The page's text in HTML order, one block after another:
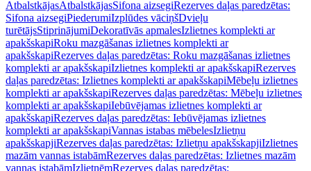
AtbalstkājasAtbalstkājasSifona aizsegiRezerves daļas paredzētas:
Sifona aizsegiPiederumiIzplūdes vāciņšDvieļu
turētājsStiprinājumiDekoratīvās apmalesIzlietnes komplekti ar
apakšskapiRoku mazgāšanas izlietnes komplekti ar
apakšskapiRezerves daļas paredzētas: Roku mazgāšanas izlietnes
komplekti ar apakšskapiIzlietnes komplekti ar apakšskapiRezerves
daļas paredzētas: Izlietnes komplekti ar apakšskapiMēbeļu izlietnes
komplekti ar apakšskapiRezerves daļas paredzētas: Mēbeļu izlietnes
komplekti ar apakšskapiIebūvējamas izlietnes komplekti ar
apakšskapiRezerves daļas paredzētas: Iebūvējamas izlietnes
komplekti ar apakšskapiVannas istabas mēbelesIzlietņu
apakšskapjiRezerves daļas paredzētas: Izlietņu apakšskapjiIzlietnes
mazām vannas istabāmRezerves daļas paredzētas: Izlietnes mazām
vannas istabāmIzlietnēmRezerves daļas paredzētas: